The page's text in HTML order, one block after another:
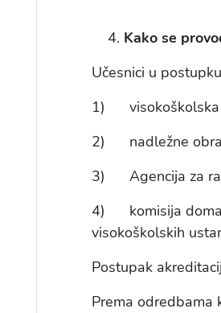
Kako se
Učesnici u
1) visokoškolska
2) nadležne
3) Agencija za
4) komisija
visokoškolskih
Postupak
Prema odredbama